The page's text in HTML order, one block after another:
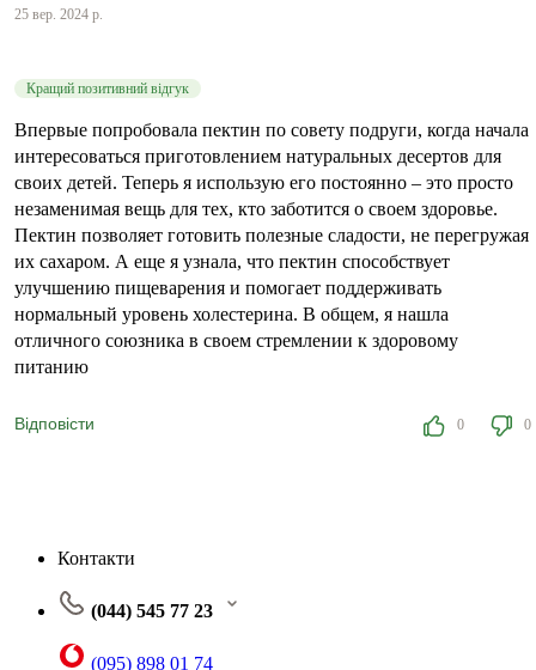
25 вер. 2024 р.
Кращий позитивний відгук
Впервые попробовала пектин по совету подруги, когда начала
интересоваться приготовлением натуральных десертов для
своих детей. Теперь я использую его постоянно – это просто
незаменимая вещь для тех, кто заботится о своем здоровье.
Пектин позволяет готовить полезные сладости, не перегружая
их сахаром. А еще я узнала, что пектин способствует
улучшению пищеварения и помогает поддерживать
нормальный уровень холестерина. В общем, я нашла
отличного союзника в своем стремлении к здоровому
питанию
Відповісти 0 0
Контакти
(044) 545 77 23
(095) 898 01 74